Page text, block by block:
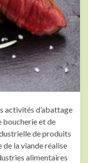
activités d’abattage
boucherie et de
de produits
de la viande réalise
alimentaires